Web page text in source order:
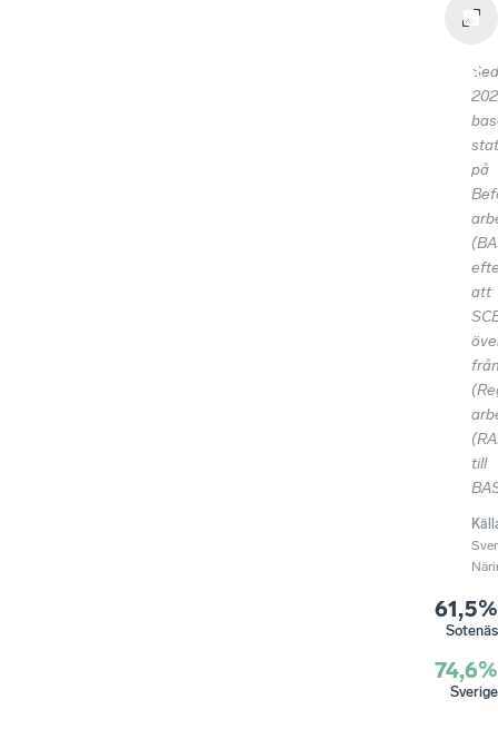
på
att
till
61,5%
Sotenäs
74,6%
Sverige